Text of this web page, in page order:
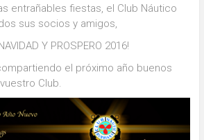
entrañables fiestas, el Club Náutico
sus socios y amigos,
Y PROSPERO 2016!
el próximo año buenos
Club.